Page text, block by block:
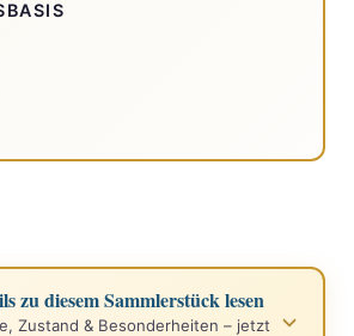
zu diesem Sammlerstück lesen
Zustand & Besonderheiten – jetzt